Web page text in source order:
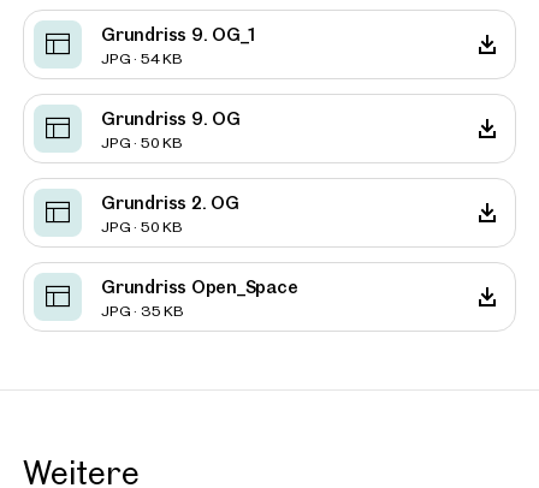
Grundriss 9. OG_1
JPG · 54 KB
Grundriss 9. OG
JPG · 50 KB
Grundriss 2. OG
JPG · 50 KB
Grundriss Open_Space
JPG · 35 KB
Weitere